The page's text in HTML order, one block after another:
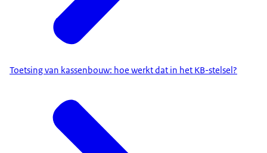
Toetsing van kassenbouw: hoe werkt dat in het KB-stelsel?